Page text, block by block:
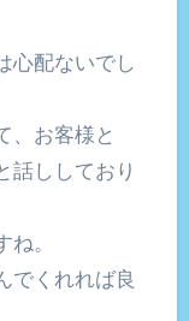
心配ないでし
、お客様と
話ししており
。
でくれれば良